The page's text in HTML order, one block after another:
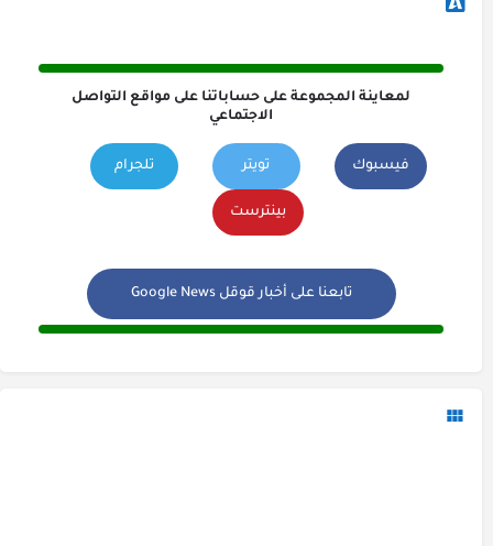
لمعاينة المجموعة على حساباتنا على مواقع التواصل
الاجتماعي
فيسبوك تويتر تلجرام
بينترست
تابعنا على أخبار قوقل Google News